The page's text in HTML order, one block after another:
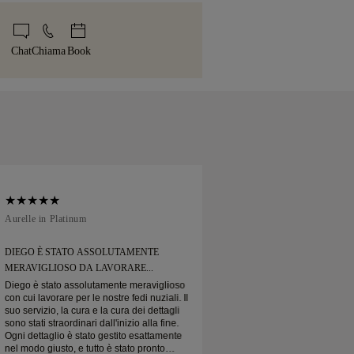
di valore elevato, utilizziamo un
arriva nella nostra iconica scatola
ChatChiamaBook
Aurelle in Platinum
DIEGO È STATO ASSOLUTAMENTE
MERAVIGLIOSO DA LAVORARE...
Diego è stato assolutamente meraviglioso
con cui lavorare per le nostre fedi nuziali. Il
suo servizio, la cura e la cura dei dettagli
sono stati straordinari dall'inizio alla fine.
Ogni dettaglio è stato gestito esattamente
nel modo giusto, e tutto è stato pronto